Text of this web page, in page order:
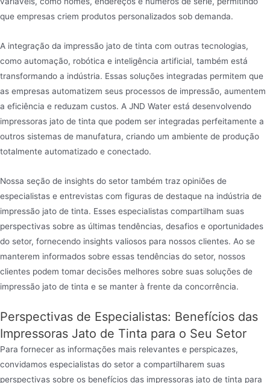
que empresas criem produtos personalizados sob demanda.
A integração da impressão jato de tinta com outras tecnologias,
como automação, robótica e inteligência artificial, também está
transformando a indústria. Essas soluções integradas permitem que
as empresas automatizem seus processos de impressão, aumentem
a eficiência e reduzam custos. A JND Water está desenvolvendo
impressoras jato de tinta que podem ser integradas perfeitamente a
outros sistemas de manufatura, criando um ambiente de produção
totalmente automatizado e conectado.
Nossa seção de insights do setor também traz opiniões de
especialistas e entrevistas com figuras de destaque na indústria de
impressão jato de tinta. Esses especialistas compartilham suas
perspectivas sobre as últimas tendências, desafios e oportunidades
do setor, fornecendo insights valiosos para nossos clientes. Ao se
manterem informados sobre essas tendências do setor, nossos
clientes podem tomar decisões melhores sobre suas soluções de
impressão jato de tinta e se manter à frente da concorrência.
Perspectivas de Especialistas: Benefícios das
Impressoras Jato de Tinta para o Seu Setor
Para fornecer as informações mais relevantes e perspicazes,
convidamos especialistas do setor a compartilharem suas
perspectivas sobre os benefícios das impressoras jato de tinta para